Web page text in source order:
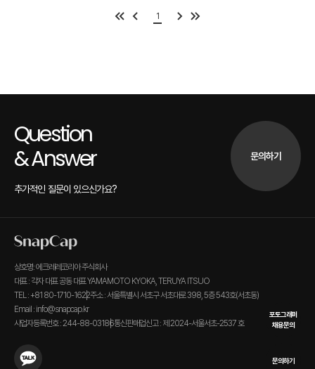
1
포토그래퍼
채용문의
문의하기
Question
& Answer
추가적인 질문이 있으신가요?
문의하기
상호명: 에크레레코리아 주식회사
대표 : 각자 대표 공동 대표 YAMAMOTO KYOKA, TERUYA ITSUO
TEL : +81 80-1710-1622주소 : 서울특별시 서초구 서초대로 398, 5층 543호(서초동)
Email : info@snapcap.kr
사업자등록번호 : 244-88-03186통신판매업신고 : 제 2024-서울서초-2537 호